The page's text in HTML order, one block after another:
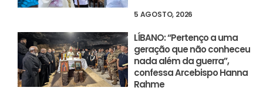
5 AGOSTO, 2026
LÍBANO: “Pertenço a uma
geração que não conheceu
nada além da guerra”,
confessa Arcebispo Hanna
Rahme